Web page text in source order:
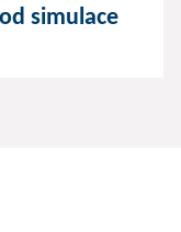
simulace